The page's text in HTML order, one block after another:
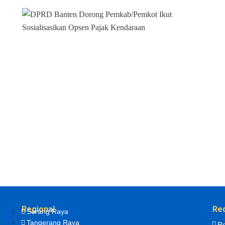
Regional
Serang Raya
Tangerang Raya